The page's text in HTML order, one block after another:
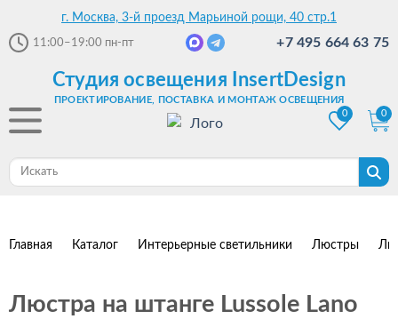
г. Москва, 3-й проезд Марьиной рощи, 40 стр.1
11:00–19:00 пн-пт +7 495 664 63 75
Студия освещения InsertDesign
ПРОЕКТИРОВАНИЕ, ПОСТАВКА И МОНТАЖ ОСВЕЩЕНИЯ
0
0
Главная Каталог Интерьерные светильники Люстры
Люстра на штанге Lussole Lano